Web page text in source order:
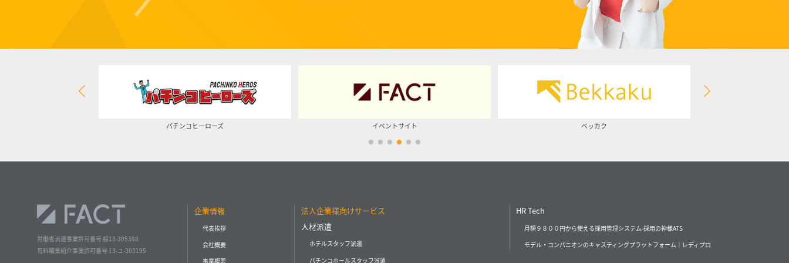
パチンコヒーローズ イベントサイト ベッカク
労働者派遣事業許可番号 般13-305388
有料職業紹介事業許可番号 13-ユ-303195
企業情報
代表挨拶
会社概要
事業概要
法人企業様向けサービス
人材派遣
ホテルスタッフ派遣
パチンコホールスタッフ派遣
HR Tech
月額９８００円から使える採用管理システム-採用の神様ATS
モデル・コンパニオンのキャスティングプラットフォーム｜レディプロ